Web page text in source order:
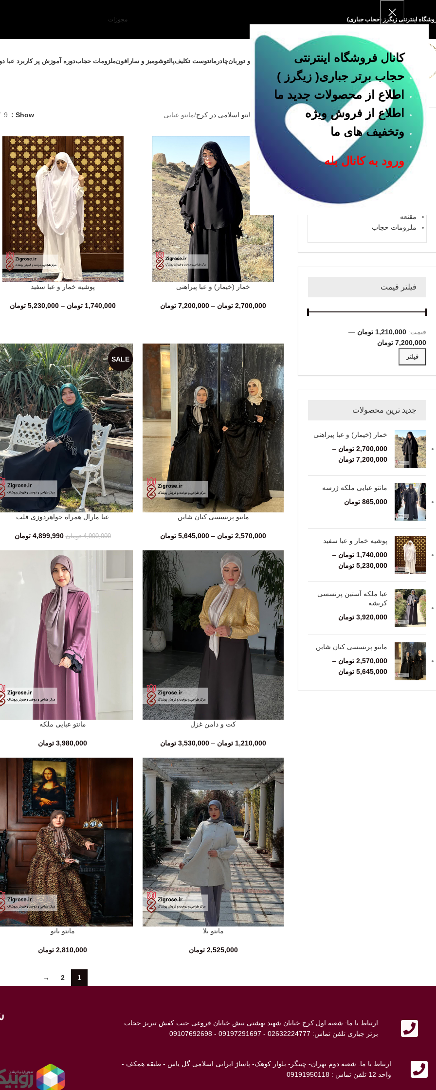
کانال فروشگاه اینترنتی
حجاب برتر جباری( زیگرز )
اطلاع از محصولات جدید ما
اطلاع از فروش ویژه
وتخفیف های ما
ورود به کانال بله
اینترنتی زیگرز (حجاب جباری) مجوزات
خانه فروشگاهمقنعه و پوشیه روسری و توربانچادر مانتوست تکلیفپالتوشومیز و سارافونملزومات حجابدوره آموزش پر کاربرد عبا
دسته بندی
چادر
روسری
ست تکلیف
مقنعه
ملزومات حجاب
فیلتر قیمت
فیلتر
قیمت: 1,210,000 تومان
—
7,200,000 تومان
جدید ترین محصولات
خمار (خیمار) و عبا پیراهنی
2,700,000 تومان –
7,200,000 تومان
مانتو عبایی ملکه ژرسه
865,000 تومان
پوشیه خمار و عبا سفید
1,740,000 تومان –
5,230,000 تومان
عبا ملکه آستین پرنسسی
کریشه
3,920,000 تومان
مانتو پرنسسی کتان شاین
2,570,000 تومان –
5,645,000 تومان
مانتو اسلامی در کرج مانتو عبایی Show
9
انتخاب گزینه‌هاخمار (خیمار) و عبا پیراهنی
2,700,000 تومان –
7,200,000 تومان
پوشیه خمار و عبا سفید
1,740,000 تومان –
5,230,000 تومان
انتخاب گزینه‌هامانتو پرنسسی کتان شاین
2,570,000 تومان –
5,645,000 تومان
SALE
افزودن به سبد خرید
عبا مارال همراه جواهردوزی قلب
4,900,000 تومان 4,899,990 تومان
کت و دامن غزل
1,210,000 تومان –
3,530,000 تومان
مانتو عبایی ملکه
3,980,000 تومان
مانتو بلا
2,525,000 تومان
مانتو بانو
2,810,000 تومان
1
2
→
ارتباط با ما: شعبه اول کرج خیابان شهید بهشتی نبش خیابان فروغی جنب کفش تبریز حجاب
برتر جباری تلفن تماس: 02632224777 - 09197291697 - 09107692698
ارتباط با ما: شعبه دوم تهران- چیتگر- بلوار کوهک- پاساژ ایرانی اسلامی گل یاس - طبقه همکف -
واحد 12 تلفن تماس : 09191950118